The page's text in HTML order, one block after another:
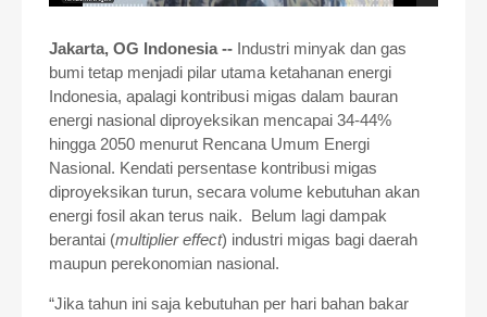
Jakarta, OG Indonesia -- Industri minyak dan gas
bumi tetap menjadi pilar utama ketahanan energi
Indonesia, apalagi kontribusi migas dalam bauran
energi nasional diproyeksikan mencapai 34-44%
hingga 2050 menurut Rencana Umum Energi
Nasional. Kendati persentase kontribusi migas
diproyeksikan turun, secara volume kebutuhan akan
energi fosil akan terus naik. Belum lagi dampak
berantai (multiplier effect) industri migas bagi daerah
maupun perekonomian nasional.
“Jika tahun ini saja kebutuhan per hari bahan bakar